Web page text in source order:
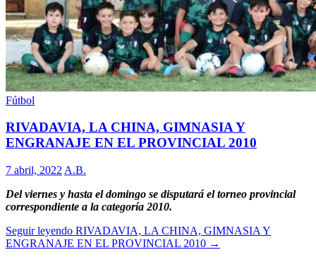
Fútbol
RIVADAVIA, LA CHINA, GIMNASIA Y
ENGRANAJE EN EL PROVINCIAL 2010
7 abril, 2022 A.B.
Del viernes y hasta el domingo se disputará el torneo provincial
correspondiente a la categoría 2010.
Seguir leyendo RIVADAVIA, LA CHINA, GIMNASIA Y
ENGRANAJE EN EL PROVINCIAL 2010 →